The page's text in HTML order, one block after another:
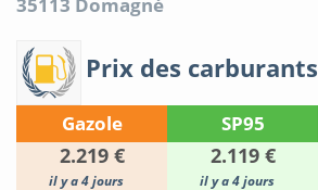
35113 Domagné
Prix des carburants
Gazole SP95
2.219 € 2.119 €
il y a 4 jours il y a 4 jours